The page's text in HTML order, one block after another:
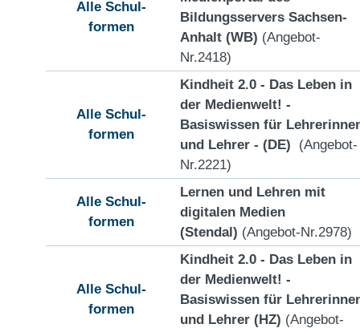
Alle Schul-
formen
Bildungsservers Sachsen-
Anhalt (WB) (Angebot-
Nr.2418)
Alle Schul-
formen
Kindheit 2.0 - Das Leben in
der Medienwelt! -
Basiswissen für
und Lehrer - (DE) (Angebot-
Nr.2221)
Alle Schul-
formen
Lernen und Lehren mit
digitalen Medien
(Stendal) (Angebot-Nr.2978)
Alle Schul-
formen
Kindheit 2.0 - Das Leben in
der Medienwelt! -
Basiswissen für
und Lehrer (HZ) (Angebot-